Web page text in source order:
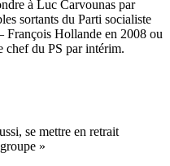
à Luc Carvounas par
sortants du Parti socialiste
Hollande en 2008 ou
chef du PS par intérim.
se mettre en retrait
»